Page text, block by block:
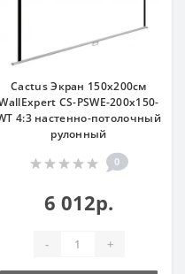
Cactus Экран 150x200см
CS-PSWE-200x150-
4:3 настенно-потолочный
рулонный
0
6 012р.
- +